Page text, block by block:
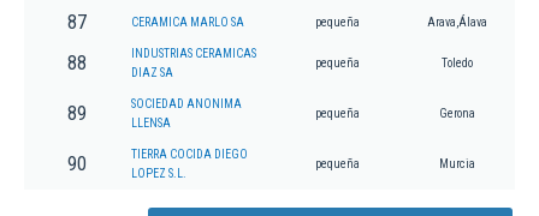
87 CERAMICA MARLO SA pequeña Arava,Álava
88
INDUSTRIAS CERAMICAS
DIAZ SA
pequeña Toledo
89
SOCIEDAD ANONIMA
LLENSA
pequeña Gerona
90
TIERRA COCIDA DIEGO
LOPEZ S.L.
pequeña Murcia